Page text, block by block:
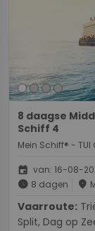
8 daagse
Schiff 4
Mein Schiff® - TUI
event van: 16-08-
schedule 8 dagen place
Vaarroute:
Split, Dag op